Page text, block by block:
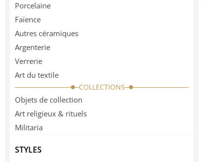
Porcelaine
Faïence
Autres céramiques
Argenterie
Verrerie
Art du textile
COLLECTIONS
Objets de collection
Art religieux & rituels
Militaria
STYLES